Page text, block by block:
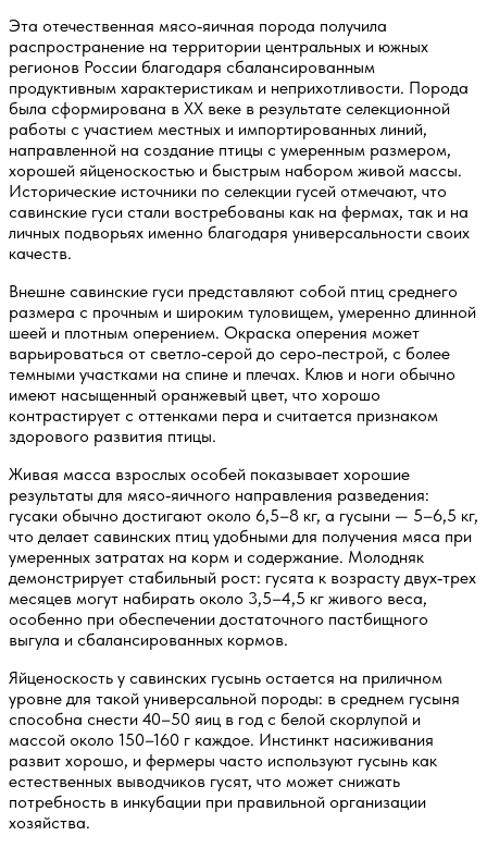
Эта отечественная мясо‑яичная порода получила
распространение на территории центральных и южных
регионов России благодаря сбалансированным
продуктивным характеристикам и неприхотливости. Порода
была сформирована в XX веке в результате селекционной
работы с участием местных и импортированных линий,
направленной на создание птицы с умеренным размером,
хорошей яйценоскостью и быстрым набором живой массы.
Исторические источники по селекции гусей отмечают, что
савинские гуси стали востребованы как на фермах, так и на
личных подворьях именно благодаря универсальности своих
качеств.
Внешне савинские гуси представляют собой птиц среднего
размера с прочным и широким туловищем, умеренно длинной
шеей и плотным оперением. Окраска оперения может
варьироваться от светло‑серой до серо‑пестрой, с более
темными участками на спине и плечах. Клюв и ноги обычно
имеют насыщенный оранжевый цвет, что хорошо
контрастирует с оттенками пера и считается признаком
здорового развития птицы.
Живая масса взрослых особей показывает хорошие
результаты для мясо‑яичного направления разведения:
гусаки обычно достигают около 6,5–8 кг, а гусыни — 5–6,5 кг,
что делает савинских птиц удобными для получения мяса при
умеренных затратах на корм и содержание. Молодняк
демонстрирует стабильный рост: гусята к возрасту двух‑трех
месяцев могут набирать около 3,5–4,5 кг живого веса,
особенно при обеспечении достаточного пастбищного
выгула и сбалансированных кормов.
Яйценоскость у савинских гусынь остается на приличном
уровне для такой универсальной породы: в среднем гусыня
способна снести 40–50 яиц в год с белой скорлупой и
массой около 150–160 г каждое. Инстинкт насиживания
развит хорошо, и фермеры часто используют гусынь как
естественных выводчиков гусят, что может снижать
потребность в инкубации при правильной организации
хозяйства.